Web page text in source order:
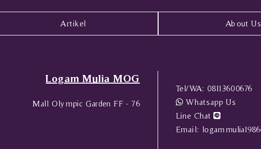
Artikel About Us
Logam Mulia MOG
Mall Olympic Garden FF - 76
Tel/WA: 08113600676
Whatsapp Us
Line Chat
Email: